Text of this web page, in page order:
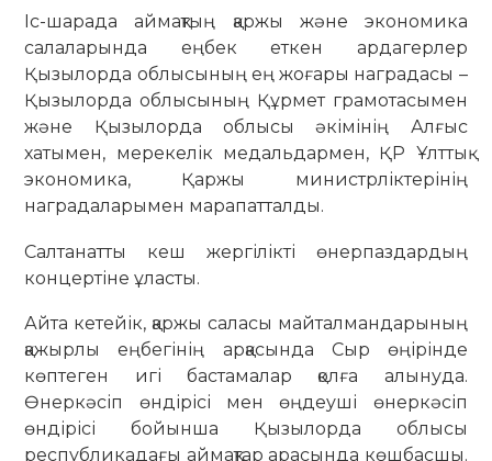
Іс-шарада аймақтың қаржы және экономика
салаларында еңбек еткен ардагерлер
Қызылорда облысының ең жоғары наградасы –
Қызылорда облысының Құрмет грамотасымен
және Қызылорда облысы әкімінің Алғыс
хатымен, мерекелік медальдармен, ҚР Ұлттық
экономика, Қаржы министрліктерінің
наградаларымен марапатталды.
Салтанатты кеш жергілікті өнерпаздардың
концертіне ұласты.
Айта кетейік, қаржы саласы майталмандарының
қажырлы еңбегінің арқасында Сыр өңірінде
көптеген игі бастамалар қолға алынуда.
Өнеркәсіп өндірісі мен өңдеуші өнеркәсіп
өндірісі бойынша Қызылорда облысы
республикадағы аймақтар арасында көшбасшы.